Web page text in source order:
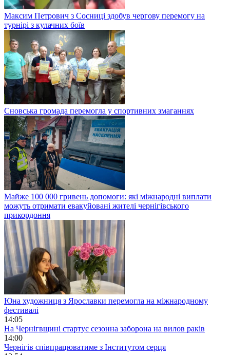
Максим Петрович з Сосниці здобув чергову перемогу на
турнірі з кулачних боїв
Сновська громада перемогла у спортивних змаганнях
Майже 100 000 гривень допомоги: які міжнародні виплати
можуть отримати евакуйовані жителі чернігівського
прикордоння
Юна художниця з Ярославки перемогла на міжнародному
фестивалі
14:05
На Чернігвщині стартує сезонна заборона на вилов раків
14:00
Чернігів співпрацюватиме з Інститутом серця